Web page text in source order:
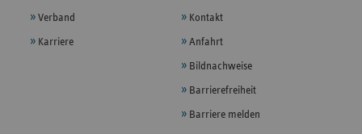
Verband
Karriere
Kontakt
Anfahrt
Bildnachweise
Barrierefreiheit
Barriere melden